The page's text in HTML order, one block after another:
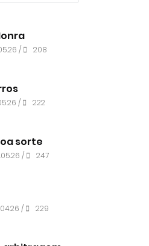
/ 208
/ 222
sorte
/ 247
/ 229